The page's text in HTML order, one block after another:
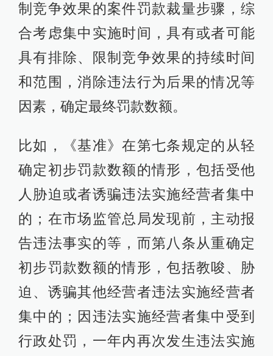
制竞争效果的案件罚款裁量步骤，综
合考虑集中实施时间，具有或者可能
具有排除、限制竞争效果的持续时间
和范围，消除违法行为后果的情况等
因素，确定最终罚款数额。
比如，《基准》在第七条规定的从轻
确定初步罚款数额的情形，包括受他
人胁迫或者诱骗违法实施经营者集中
的；在市场监管总局发现前，主动报
告违法事实的等，而第八条从重确定
初步罚款数额的情形，包括教唆、胁
迫、诱骗其他经营者违法实施经营者
集中的；因违法实施经营者集中受到
行政处罚，一年内再次发生违法实施